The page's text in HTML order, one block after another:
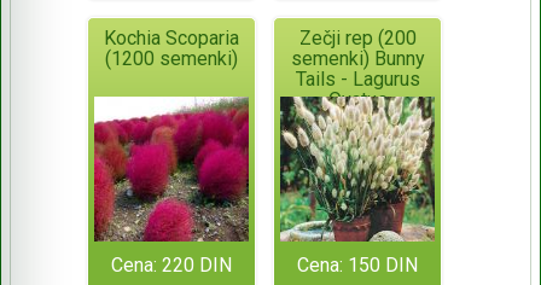
Kochia Scoparia
(1200 semenki)
Cena: 220 DIN
Zečji rep (200
semenki) Bunny
Tails - Lagurus
Ovatus
Cena: 150 DIN